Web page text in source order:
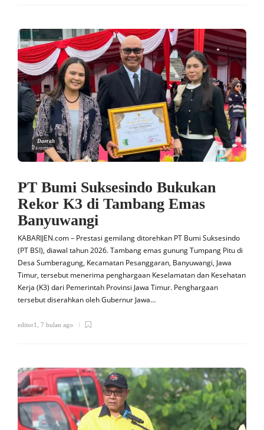
Daerah
PT Bumi Suksesindo Bukukan
Rekor K3 di Tambang Emas
Banyuwangi
KABARIJEN.com – Prestasi gemilang ditorehkan PT Bumi Suksesindo
(PT BSI), diawal tahun 2026. Tambang emas gunung Tumpang Pitu di
Desa Sumberagung, Kecamatan Pesanggaran, Banyuwangi, Jawa
Timur, tersebut menerima penghargaan Keselamatan dan Kesehatan
Kerja (K3) dari Pemerintah Provinsi Jawa Timur. Penghargaan
tersebut diserahkan oleh Gubernur Jawa…
editor1 7 bulan ago